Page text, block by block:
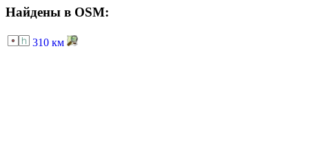
Найдены в OSM:
310 км